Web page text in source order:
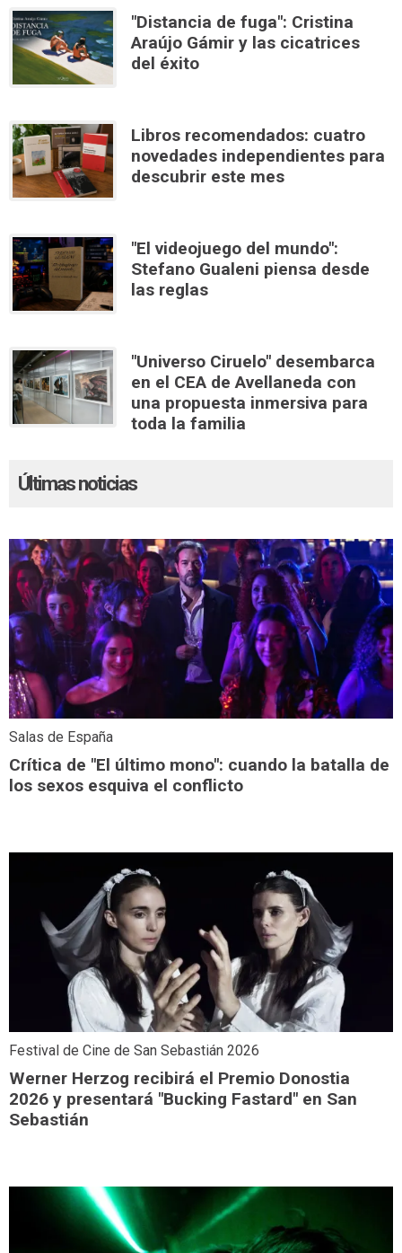
"Distancia de fuga": Cristina
Araújo Gámir y las cicatrices
del éxito
Libros recomendados: cuatro
novedades independientes para
descubrir este mes
"El videojuego del mundo":
Stefano Gualeni piensa desde
las reglas
"Universo Ciruelo" desembarca
en el CEA de Avellaneda con
una propuesta inmersiva para
toda la familia
Últimas noticias
Salas de España
Crítica de "El último mono": cuando la batalla de
los sexos esquiva el conflicto
Festival de Cine de San Sebastián 2026
Werner Herzog recibirá el Premio Donostia
2026 y presentará "Bucking Fastard" en San
Sebastián